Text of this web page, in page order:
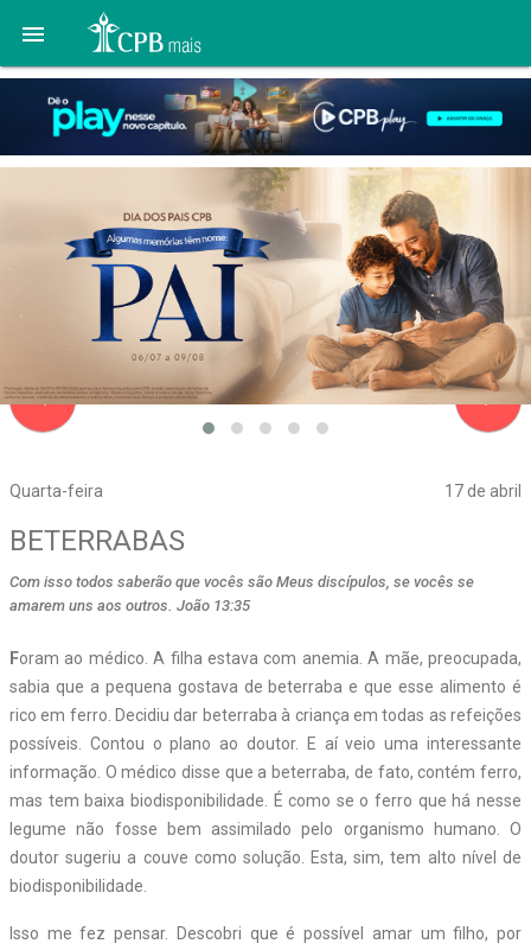

Quarta-feira 17 de abril
navigate_before
BETERRABAS
Com isso todos saberão que vocês são Meus discípulos, se vocês se
amarem uns aos outros. João 13:35
Foram ao médico. A filha estava com anemia. A mãe, preocupada,
sabia que a pequena gostava de beterraba e que esse alimento é
rico em ferro. Decidiu dar beterraba à criança em todas as refeições
possíveis. Contou o plano ao doutor. E aí veio uma interessante
informação. O médico disse que a beterraba, de fato, contém ferro,
mas tem baixa biodisponibilidade. É como se o ferro que há nesse
legume não fosse bem assimilado pelo organismo humano. O
doutor sugeriu a couve como solução. Esta, sim, tem alto nível de
biodisponibilidade.
Isso me fez pensar. Descobri que é possível amar um filho, por
navigate_next